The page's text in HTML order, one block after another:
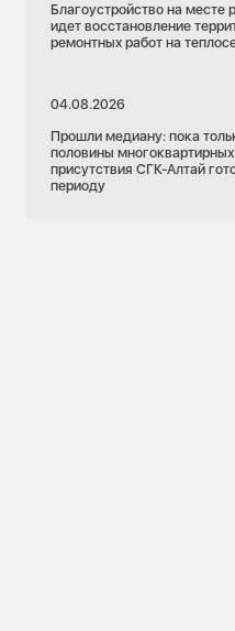
Благоустройство на месте
идет восстановление
ремонтных работ на
04.08.2026
Прошли медиану: пока
половины
присутствия СГК-Алтай
периоду